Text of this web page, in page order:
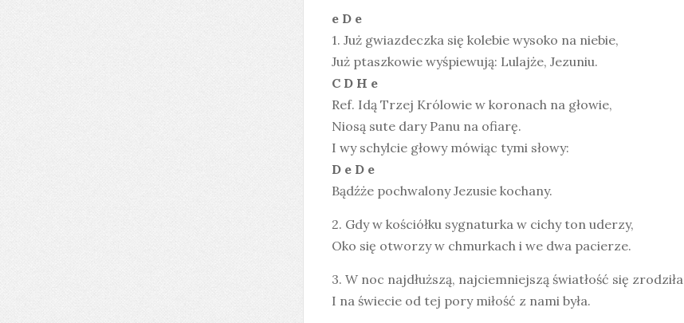
e D e
1. Już gwiazdeczka się kolebie wysoko na niebie,
Już ptaszkowie wyśpiewują: Lulajże, Jezuniu.
C D H e
Ref. Idą Trzej Królowie w koronach na głowie,
Niosą sute dary Panu na ofiarę.
I wy schylcie głowy mówiąc tymi słowy:
D e D e
Bądźże pochwalony Jezusie kochany.
2. Gdy w kościółku sygnaturka w cichy ton uderzy,
Oko się otworzy w chmurkach i we dwa pacierze.
3. W noc najdłuższą, najciemniejszą światłość się zrodziła
I na świecie od tej pory miłość z nami była.